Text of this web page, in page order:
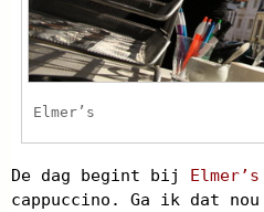
Elmer’s
De dag begint bij Elmer’s
cappuccino. Ga ik dat nou